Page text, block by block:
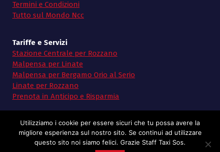
Termini e Condizioni
Tutto sul Mondo Ncc
Tariffe e Servizi
Stazione Centrale per Rozzano
Malpensa per Linate
Malpensa per Bergamo Orio al Serio
Linate per Rozzano
Prenota in Anticipo e Risparmia
Utilizziamo i cookie per essere sicuri che tu possa avere la
migliore esperienza sul nostro sito. Se continui ad utilizzare
questo sito noi siamo felici. Grazie Staff Taxi Sos.